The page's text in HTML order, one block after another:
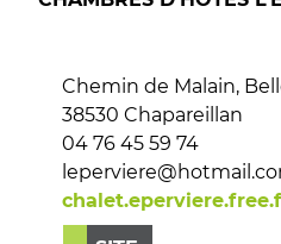
Chemin de Malain,
38530 Chapareillan
04 76 45 59 74